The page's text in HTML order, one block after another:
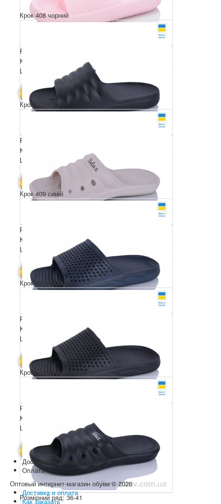
Розмірний ряд: 36-41
Комплектація ящика: 6
Ціна за пару: 105 грн.
В КОШИК 630 грн.
Крок 408 чорний
Розмірний ряд: 41-46
Комплектація ящика: 8
Ціна за пару: 80 грн.
В КОШИК 640 грн.
Крок DS66 раф
Розмірний ряд: 36-41
Комплектація ящика: 8
Ціна за пару: 80 грн.
В КОШИК 640 грн.
Крок 409 синій
Розмірний ряд: 41-46
Комплектація ящика: 8
Ціна за пару: 80 грн.
В КОШИК 640 грн.
Крок 409 чорний
Розмірний ряд: 41-46
Комплектація ящика: 8
Ціна за пару: 80 грн.
В КОШИК 640 грн.
Крок DS66 чорний
Розмірний ряд: 36-41
Доставка по Украине
Оплата
Оптовый интернет-магазин обуви © 2026
Доставка и оплата
Как заказать